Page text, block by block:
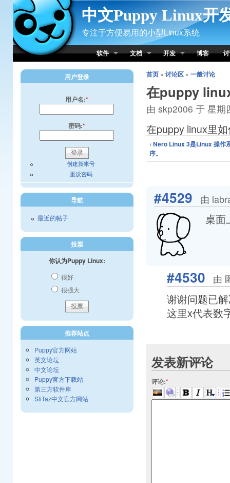
Skip to Content
中文Puppy Linux开
专注于方便易用的小型Linux系统
软件 文档 开发 博客
首页» 讨论区» 一般讨论
在puppy
由 skp2006 于 星
在puppy linux里
‹ Nero Linux 3是Linux 操作
序。
#4529 由
桌面
#4530 由
谢谢问题已
这里x代表数
发表新评论
评论:*
用户登录
用户名:*
密码:*
创建新帐号
重设密码
导航
最近的帖子
投票
你认为Puppy Linux:
很好
很强大
推荐站点
Puppy官方网站
英文论坛
中文论坛
Puppy官方下载站
第三方软件库
SliTaz中文官方网站